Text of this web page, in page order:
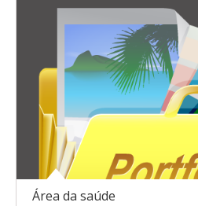
Área da saúde